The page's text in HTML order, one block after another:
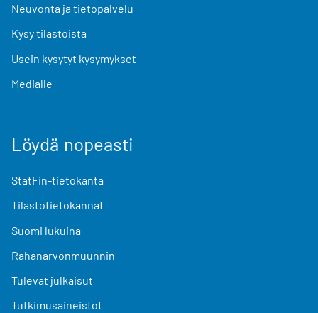
Neuvonta ja tietopalvelu
Kysy tilastoista
Usein kysytyt kysymykset
Medialle
Löydä nopeasti
StatFin-tietokanta
Tilastotietokannat
Suomi lukuina
Rahanarvonmuunnin
Tulevat julkaisut
Tutkimusaineistot